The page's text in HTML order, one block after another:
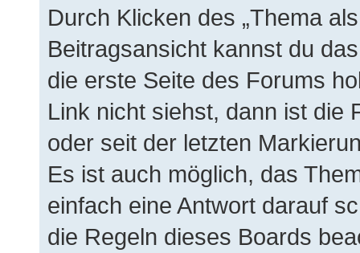
Durch Klicken des „Thema
Beitragsansicht kannst du
die erste Seite des Forums
Link nicht siehst, dann ist die
oder seit der letzten
Es ist auch möglich, das
einfach eine Antwort darauf
die Regeln dieses Boards